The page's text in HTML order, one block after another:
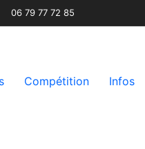
06 79 77 72 85
Compétition Infos